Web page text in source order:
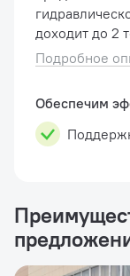
доходит до 2
Подробное
Обеспечим